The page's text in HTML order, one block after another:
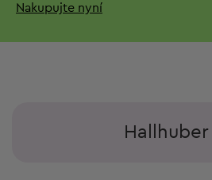
Nakupujte nyní
Hallhuber